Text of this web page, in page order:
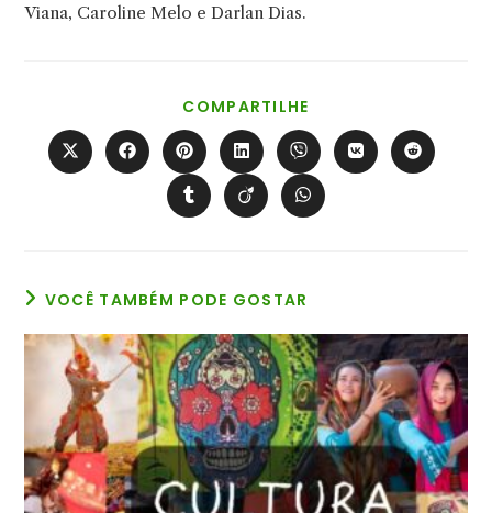
Viana, Caroline Melo e Darlan Dias.
COMPARTILHE
ESTE
CONTEÚDO
Abre
em
Abre
em
Abre
em
uma
nova
janela
Abre
em
uma
nova
janela
Abre
em
uma
nova
janela
Abre
em
Abre
em
Abre
em
Abre
em
Abre
em
VOCÊ TAMBÉM PODE GOSTAR